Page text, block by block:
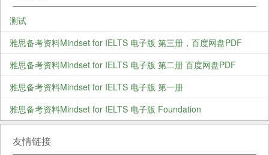
测试
雅思备考资料Mindset for IELTS 电子版 第三册，百度网盘PDF
雅思备考资料Mindset for IELTS 电子版 第二册 百度网盘PDF
雅思备考资料Mindset for IELTS 电子版 第一册
雅思备考资料Mindset for IELTS 电子版 Foundation
友情链接